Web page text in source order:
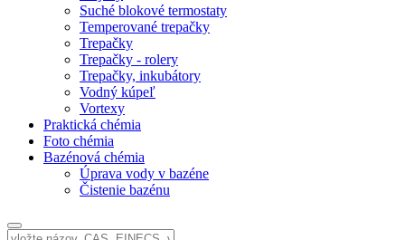
Suché blokové termostaty
Temperované trepačky
Trepačky
Trepačky - rolery
Trepačky, inkubátory
Vodný kúpeľ
Vortexy
Praktická chémia
Foto chémia
Bazénová chémia
Úprava vody v bazéne
Čistenie bazénu